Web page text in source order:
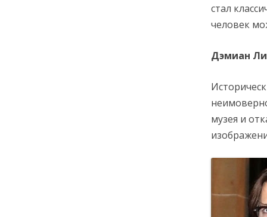
стал
человек
Дэмиан
музея и